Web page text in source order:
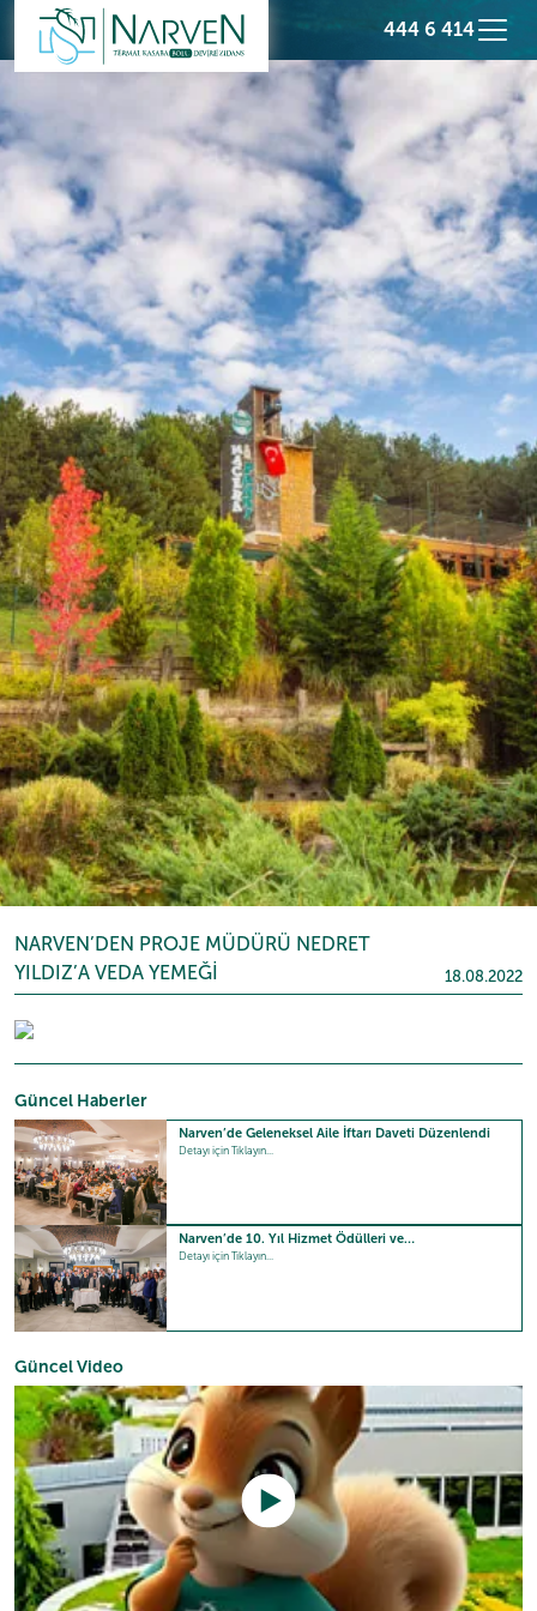
444 6 414
Güncel Haberler
Narven’de Geleneksel Aile İftarı Daveti Düzenlendi
Detayı için Tıklayın...
Narven’de 10. Yıl Hizmet Ödülleri ve…
Detayı için Tıklayın...
Güncel Video
NARVEN’DEN PROJE MÜDÜRÜ NEDRET
YILDIZ’A VEDA YEMEĞİ
18.08.2022